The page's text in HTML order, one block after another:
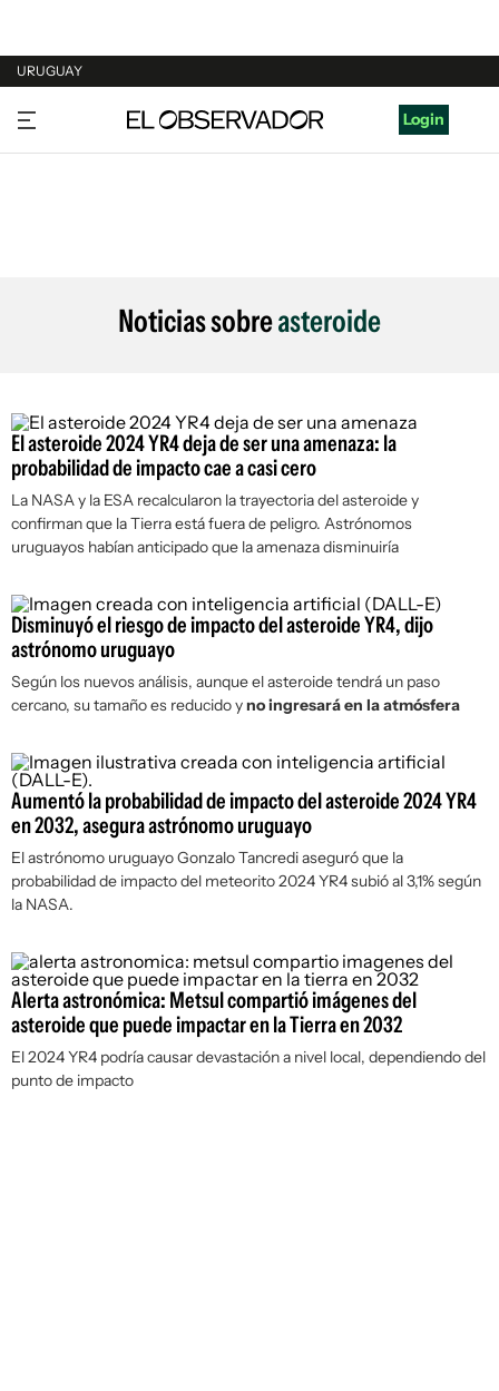
URUGUAY
URUGUAY
ARGENTINA
Login
Noticias sobreasteroide
El asteroide 2024 YR4 deja de ser una amenaza: la
probabilidad de impacto cae a casi cero
La NASA y la ESA recalcularon la trayectoria del asteroide y
confirman que la Tierra está fuera de peligro. Astrónomos
uruguayos habían anticipado que la amenaza disminuiría
Disminuyó el riesgo de impacto del asteroide YR4, dijo
astrónomo uruguayo
Según los nuevos análisis, aunque el asteroide tendrá un paso
cercano, su tamaño es reducido yno ingresará en la atmósfera
Aumentó la probabilidad de impacto del asteroide 2024 YR4
en 2032, asegura astrónomo uruguayo
El astrónomo uruguayo Gonzalo Tancredi aseguró que la
probabilidad de impacto del meteorito 2024 YR4 subió al 3,1% según
la NASA.
Alerta astronómica: Metsul compartió imágenes del
asteroide que puede impactar en la Tierra en 2032
El 2024 YR4 podría causar devastación a nivel local, dependiendo del
punto de impacto